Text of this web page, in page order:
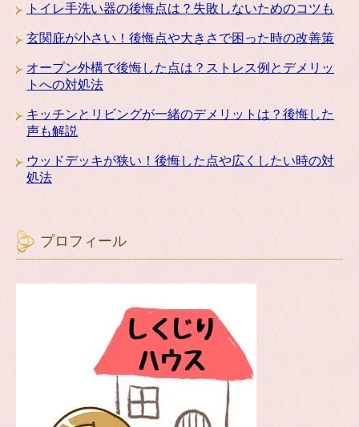
トイレ手洗い器の後悔点は？失敗しないためのコツも
玄関庇が小さい！後悔点や大きさで困った時の改善策
オープン外構で後悔した点は？ストレス例とデメリッ
トへの対処法
キッチンとリビングが一緒のデメリットは？後悔した
声も解説
ウッドデッキが狭い！後悔した点や広くしたい時の対
処法
プロフィール